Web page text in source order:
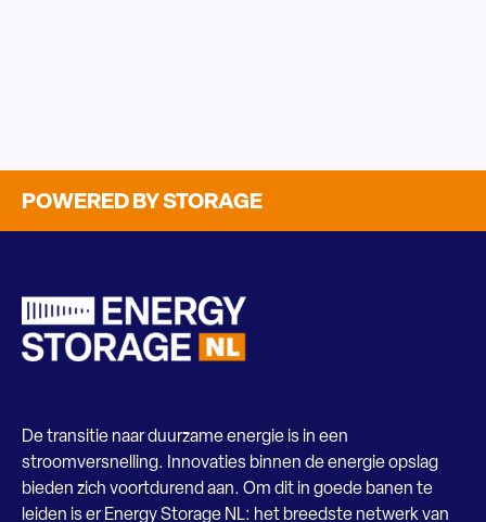
POWERED BY STORAGE
De transitie naar duurzame energie is in een
stroomversnelling. Innovaties binnen de energie opslag
bieden zich voortdurend aan. Om dit in goede banen te
leiden is er Energy Storage NL: het breedste netwerk van